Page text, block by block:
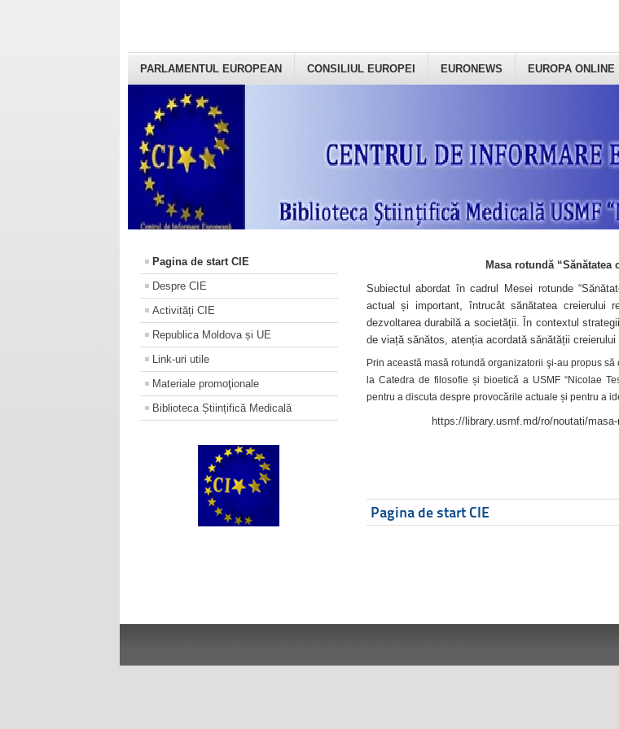
PARLAMENTUL EUROPEAN CONSILIUL EUROPEI EURONEWS EUROPA ONLINE
Pagina de start CIE
Despre CIE
Activități CIE
Republica Moldova și UE
Link-uri utile
Materiale promoţionale
Biblioteca Științifică Medicală
Masa rotundă
Subiectul abordat în cadrul Mesei rotunde
actual și important, întrucât sănătatea creierului
dezvoltarea durabilă a societății. În contextul
de viață sănătos, atenția acordată sănătății
Prin această masă rotundă organizatorii şi-au propus
la Catedra de filosofie și bioetică a USMF “Nicolae
pentru a discuta despre provocările actuale și pentru a
https://library.usmf.md/ro/noutati/
Pagina de start CIE